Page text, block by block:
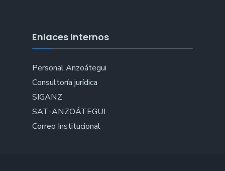
Enlaces Internos
Personal Anzoátegui
Consultoría jurídica
SIGANZ
SAT-ANZOÁTEGUI
Correo Institucional